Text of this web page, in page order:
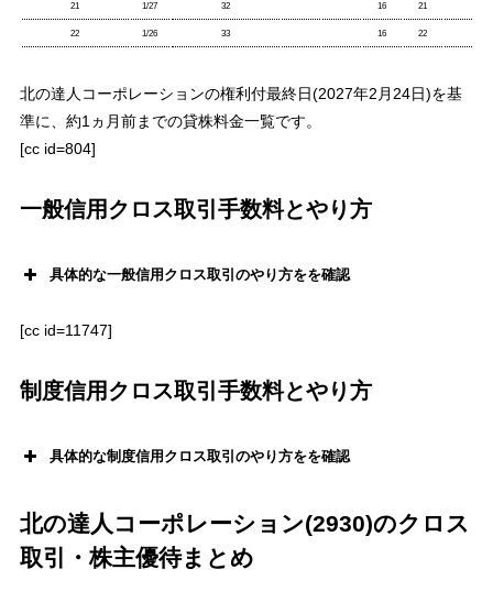
21 1/27 32 16 21
22 1/26 33 16 22
北の達人コーポレーションの権利付最終日(2027年2月24日)を基
準に、約1ヵ月前までの貸株料金一覧です。
[cc id=804]
一般信用クロス取引手数料とやり方
具体的な一般信用クロス取引のやり方をを確認
一般信用クロス取引
auカブコム証券
【1日定額】
[cc id=11747]
制度信用クロス取引手数料とやり方
具体的な制度信用クロス取引のやり方をを確認
【定額：アクティブプラン】
現物と制度信用と一般信用、それぞれ100万円まで手数料無料
北の達人コーポレーション(2930)のクロス
取引・株主優待まとめ